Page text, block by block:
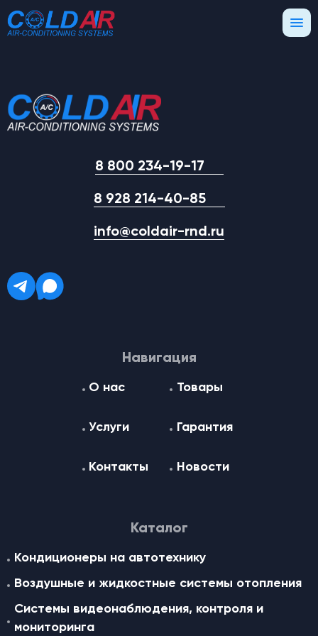
8 800 234-19-17
8 928 214-40-85
info@coldair-rnd.ru
Навигация
О нас Товары
Услуги Гарантия
Контакты Новости
Каталог
Кондиционеры на автотехнику
Воздушные и жидкостные cистемы отопления
Системы видеонаблюдения, контроля и
мониторинга